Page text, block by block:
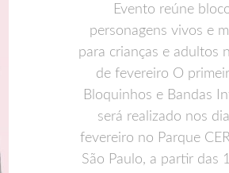
Evento reúne
personagens vivos e
para crianças e adultos
de fevereiro O
Bloquinhos e Bandas
será realizado nos
fevereiro no Parque
São Paulo, a partir das